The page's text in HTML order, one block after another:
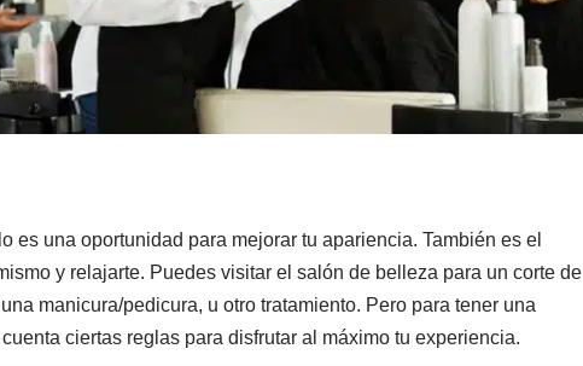
es una oportunidad para mejorar tu apariencia. También es el
y relajarte. Puedes visitar el salón de belleza para un corte de
manicura/pedicura, u otro tratamiento. Pero para tener una
ciertas reglas para disfrutar al máximo tu experiencia.